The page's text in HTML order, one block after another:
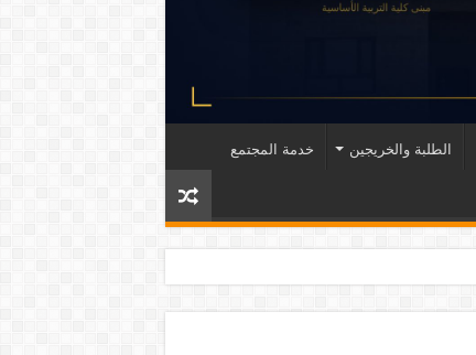
الطلبة والخريجين خدمة المجتمع